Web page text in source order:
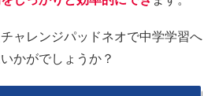
ャレンジパッドネオで中学学習へ
かがでしょうか？